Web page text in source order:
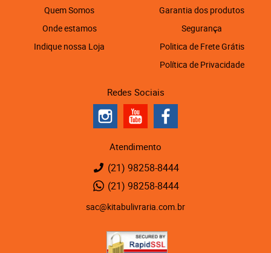
Quem Somos
Onde estamos
Indique nossa Loja
Garantia dos produtos
Segurança
Politica de Frete Grátis
Política de Privacidade
Redes Sociais
Atendimento
(21) 98258-8444
(21) 98258-8444
sac@kitabulivraria.com.br